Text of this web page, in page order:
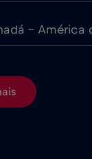
- América